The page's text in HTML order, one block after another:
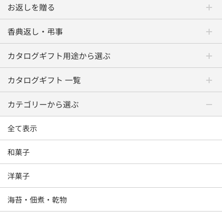
お返しを贈る
香典返し・弔事
カタログギフト用途から選ぶ
カタログギフト 一覧
カテゴリーから選ぶ
全て表示
和菓子
洋菓子
海苔・佃煮・乾物